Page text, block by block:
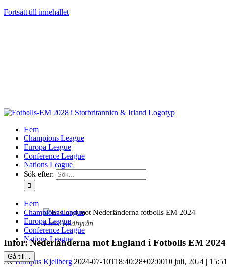
Fortsätt till innehållet
Hem
Champions League
Europa League
Conference League
Nations League
Sök efter:
Hem
Champions League
Europa League
Conference League
Nations League
Gå till…
Foto: Bildbyrån
Inför: Nederländerna mot England i Fotbolls EM 2024
AvHampus Kjellberg|2024-07-10T18:40:28+02:0010 juli, 2024 | 15:51